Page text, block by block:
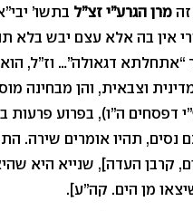
מרן הגרע”י זצ”ל בתשו’
אין בה אלא עצם יבש בלא
דגאולה”… וז”ל,
וצבאית, והן מבחינה
דפסחים ה”ו), בפרוע
תהיו אומרים שירה.
קרבן העדה], שנייא היא
מן הים. קה”ע].